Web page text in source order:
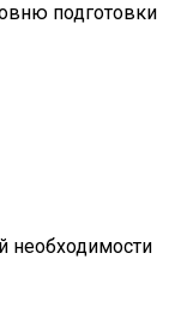
подготовки
необходимости